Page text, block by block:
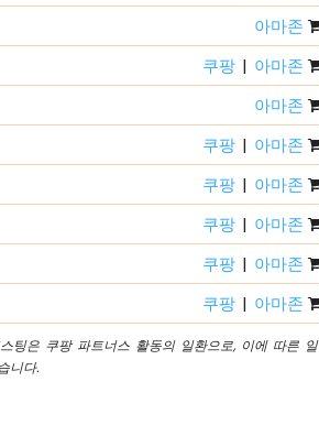
아마존
쿠팡 | 아마존
아마존
쿠팡 | 아마존
쿠팡 | 아마존
쿠팡 | 아마존
쿠팡 | 아마존
쿠팡 | 아마존
팅은 쿠팡 파트너스 활동의 일환으로, 이에 따른 일
니다.